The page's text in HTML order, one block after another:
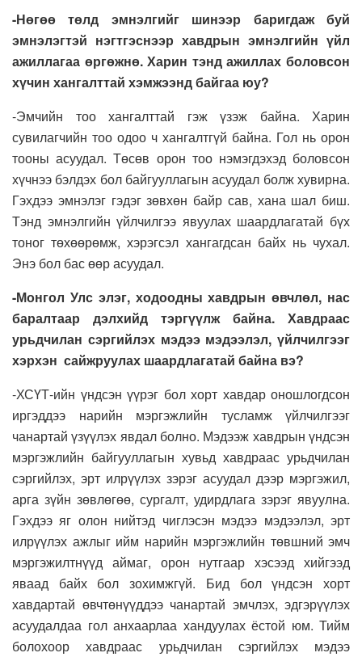
-Нөгөө төлд эмнэлгийг шинээр баригдаж буй
эмнэлэгтэй нэгтгэснээр хавдрын эмнэлгийн үйл
ажиллагаа өргөжнө. Харин тэнд ажиллах боловсон
хүчин хангалттай хэмжээнд байгаа юу?
-Эмчийн тоо хангалттай гэж үзэж байна. Харин
сувилагчийн тоо одоо ч хангалтгүй байна. Гол нь орон
тооны асуудал. Төсөв орон тоо нэмэгдэхэд боловсон
хүчнээ бэлдэх бол байгууллагын асуудал болж хувирна.
Гэхдээ эмнэлэг гэдэг зөвхөн байр сав, хана шал биш.
Тэнд эмнэлгийн үйлчилгээ явуулах шаардлагатай бүх
тоног төхөөрөмж, хэрэгсэл хангагдсан байх нь чухал.
Энэ бол бас өөр асуудал.
-Монгол Улс элэг, ходоодны хавдрын өвчлөл, нас
баралтаар дэлхийд тэргүүлж байна. Хавдраас
урьдчилан сэргийлэх мэдээ мэдээлэл, үйлчилгээг
хэрхэн сайжруулах шаардлагатай байна вэ?
-ХСҮТ-ийн үндсэн үүрэг бол хорт хавдар оношлогдсон
иргэддээ нарийн мэргэжлийн тусламж үйлчилгээг
чанартай үзүүлэх явдал болно. Мэдээж хавдрын үндсэн
мэргэжлийн байгууллагын хувьд хавдраас урьдчилан
сэргийлэх, эрт илрүүлэх зэрэг асуудал дээр мэргэжил,
арга зүйн зөвлөгөө, сургалт, удирдлага зэрэг явуулна.
Гэхдээ яг олон нийтэд чиглэсэн мэдээ мэдээлэл, эрт
илрүүлэх ажлыг ийм нарийн мэргэжлийн төвшний эмч
мэргэжилтнүүд аймаг, орон нутгаар хэсээд хийгээд
яваад байх бол зохимжгүй. Бид бол үндсэн хорт
хавдартай өвчтөнүүддээ чанартай эмчлэх, эдгэрүүлэх
асуудалдаа гол анхаарлаа хандуулах ёстой юм. Тийм
болохоор хавдраас урьдчилан сэргийлэх мэдээ